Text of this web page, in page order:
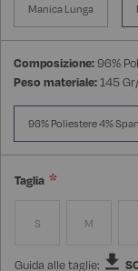
Manica Lunga
Composizione:96%
Peso materiale:145
96% Poliestere 4%
Taglia
S M
Guida alle taglie: